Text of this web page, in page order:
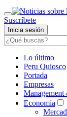
Suscríbete
Inicia sesión
Lo último
Peru Quiosco
Portada
Empresas
Economía